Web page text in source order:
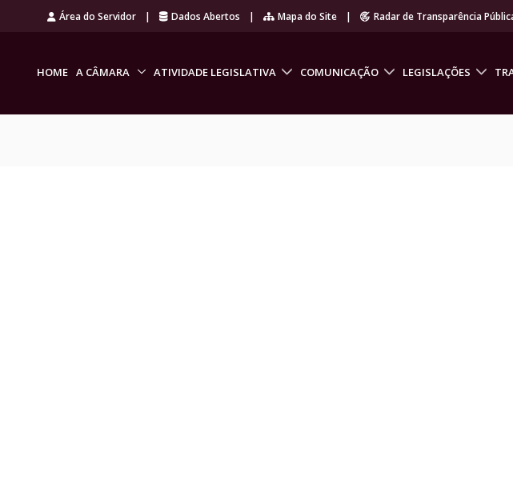
Área do Servidor | Dados Abertos | Mapa do Site | Radar de Transparência
HOME A CÂMARA ATIVIDADE LEGISLATIVA COMUNICAÇÃO LEGISLAÇÕES